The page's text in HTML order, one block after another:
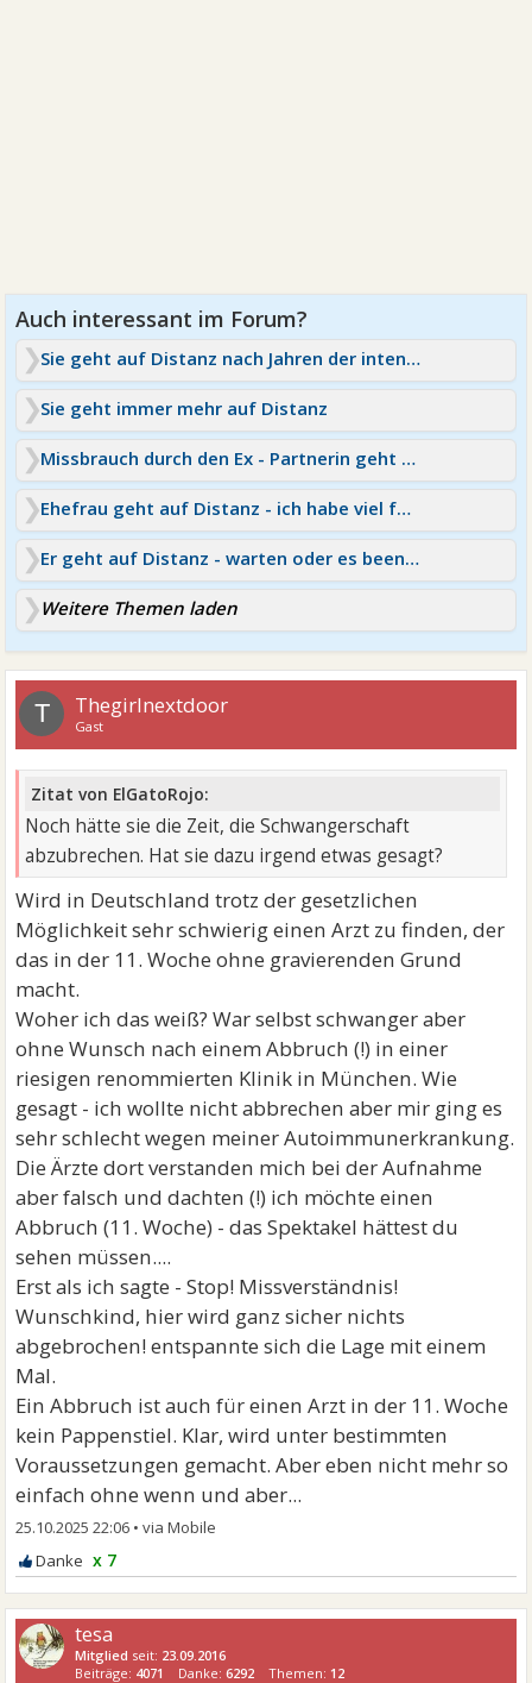
Sie geht auf Distanz nach Jahren der intensiven Liebe
Sie geht immer mehr auf Distanz
Missbrauch durch den Ex - Partnerin geht auf Distanz
Ehefrau geht auf Distanz - ich habe viel falsch gemacht
Er geht auf Distanz - warten oder es beenden?
Weitere Themen laden
T Thegirlnextdoor
Gast
Zitat von ElGatoRojo:
Noch hätte sie die Zeit, die Schwangerschaft
abzubrechen. Hat sie dazu irgend etwas gesagt?
Wird in Deutschland trotz der gesetzlichen
Möglichkeit sehr schwierig einen Arzt zu finden, der
das in der 11. Woche ohne gravierenden Grund
macht.
Woher ich das weiß? War selbst schwanger aber
ohne Wunsch nach einem Abbruch (!) in einer
riesigen renommierten Klinik in München. Wie
gesagt - ich wollte nicht abbrechen aber mir ging es
sehr schlecht wegen meiner Autoimmunerkrankung.
Die Ärzte dort verstanden mich bei der Aufnahme
aber falsch und dachten (!) ich möchte einen
Abbruch (11. Woche) - das Spektakel hättest du
sehen müssen....
Erst als ich sagte - Stop! Missverständnis!
Wunschkind, hier wird ganz sicher nichts
abgebrochen! entspannte sich die Lage mit einem
Mal.
Ein Abbruch ist auch für einen Arzt in der 11. Woche
kein Pappenstiel. Klar, wird unter bestimmten
Voraussetzungen gemacht. Aber eben nicht mehr so
einfach ohne wenn und aber...
25.10.2025 22:06 •
x 7
tesa
Mitglied seit: 23.09.2016
Beiträge: 4071 Danke:6292 Themen: 12